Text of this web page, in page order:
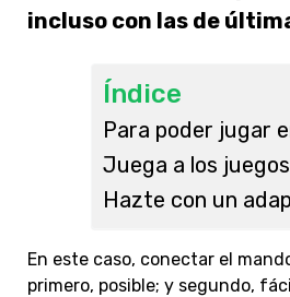
incluso con las de
Índice
Para poder jugar
Juega a los
Hazte con un
En este caso, conectar el
primero, posible; y segundo,